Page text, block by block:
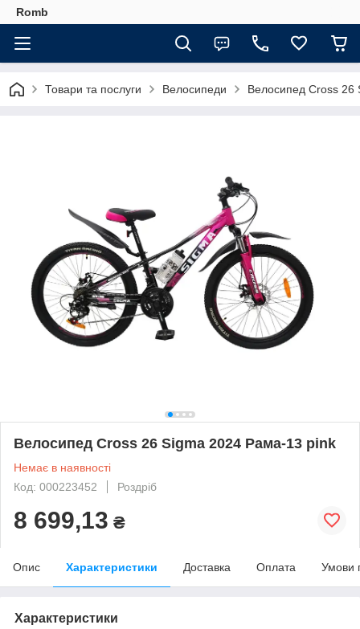
Romb
Товари та послуги Велосипеди Велосипед Cross
Велосипед Cross 26 Sigma 2024 Рама-13 pink
Немає в наявності
Код: 000223452
Роздріб
8 699,13 ₴
Опис Характеристики Доставка Оплата Умови
Характеристики